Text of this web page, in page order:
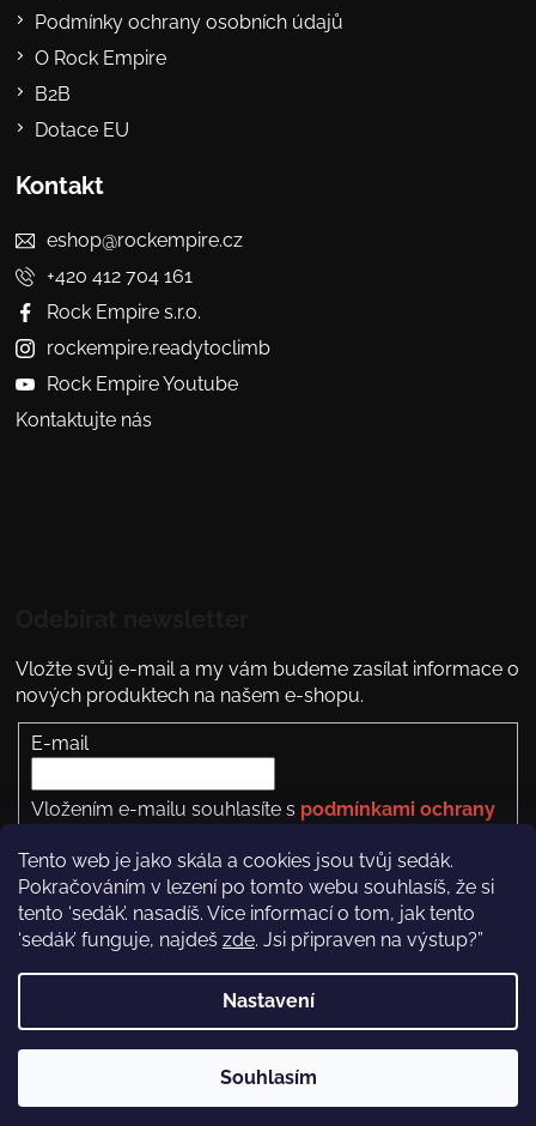
Tento web je jako skála a cookies jsou tvůj sedák.
Pokračováním v lezení po tomto webu souhlasíš, že si
tento ‘sedák’. nasadíš. Více informací o tom, jak tento
‘sedák’ funguje, najdeš zde. Jsi připraven na výstup?”
Nastavení
Souhlasím
Podmínky ochrany osobních údajů
O Rock Empire
B2B
Dotace EU
Kontakt
eshop@rockempire.cz
+420 412 704 161
Rock Empire s.r.o.
rockempire.readytoclimb
Rock Empire Youtube
Kontaktujte nás
Vložte svůj e-mail a my vám budeme zasílat informace o
nových produktech na našem e-shopu.
E-mail
Vložením e-mailu souhlasíte s podmínkami ochrany
PŘIHLÁSIT SE
Vytvořil Shoptet
Rock Empire